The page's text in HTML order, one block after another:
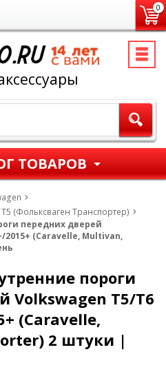
0
ТОВАРОВ
(Фольксваген Транспортер)
передних дверей
2015+ (Caravelle, Multivan,
пороги
Volkswagen T5/T6
(Caravelle,
2 штуки |